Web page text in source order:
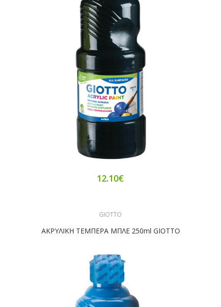
12.10€
GIOTTO
ΑΚΡΥΛΙΚΗ ΤΕΜΠΕΡΑ ΜΠΛΕ 250ml GIOTTO